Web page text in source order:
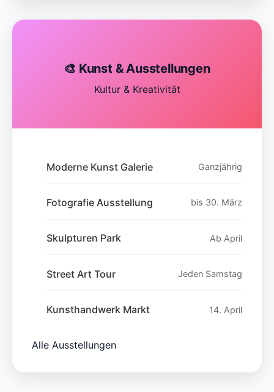
🎨 Kunst & Ausstellungen
Kultur & Kreativität
Moderne Kunst Galerie Ganzjährig
Fotografie Ausstellung bis 30. März
Skulpturen Park Ab April
Street Art Tour Jeden Samstag
Kunsthandwerk Markt 14. April
Alle Ausstellungen